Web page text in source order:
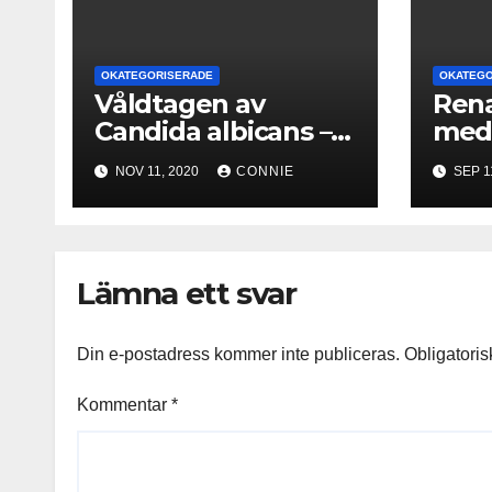
OKATEGORISERADE
Våldtagen av
Candida albicans –
Uppdatering 2020
NOV 11, 2020 CONNIE
med
SEP
Lämna ett svar
Din e-postadress kommer inte publiceras.
Kommentar *